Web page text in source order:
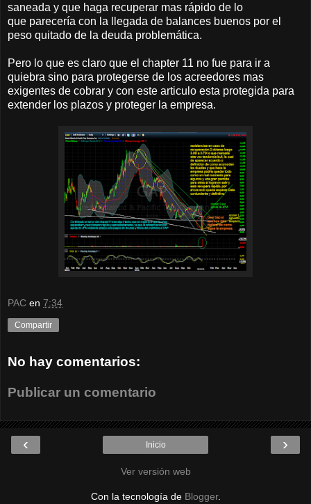
saneada y que haga recuperar mas rápido de lo
que parecería con la llegada de balances buenos por el
peso quitado de la deuda problemática.
Pero lo que es claro que el chapter 11 no fue para ir a
quiebra sino para protegerse de los acreedores mas
exigentes de cobrar y con este articulo esta protegida para
extender los plazos y proteger la empresa.
PAC en 7:34
Compartir
No hay comentarios:
Publicar un comentario
‹ ›
Inicio
Ver versión web
Con la tecnología de Blogger.